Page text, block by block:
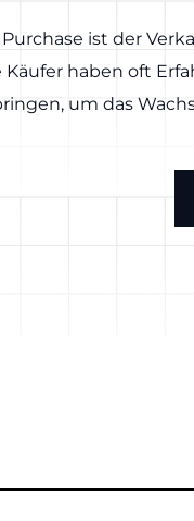
ist der
Käufer haben oft
um das